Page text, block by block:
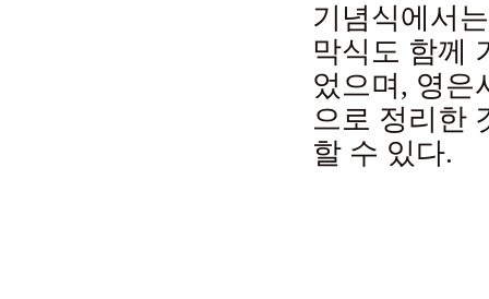
기념식에서
막식도 함께
었으며, 영은
으로 정리한
할 수 있다.